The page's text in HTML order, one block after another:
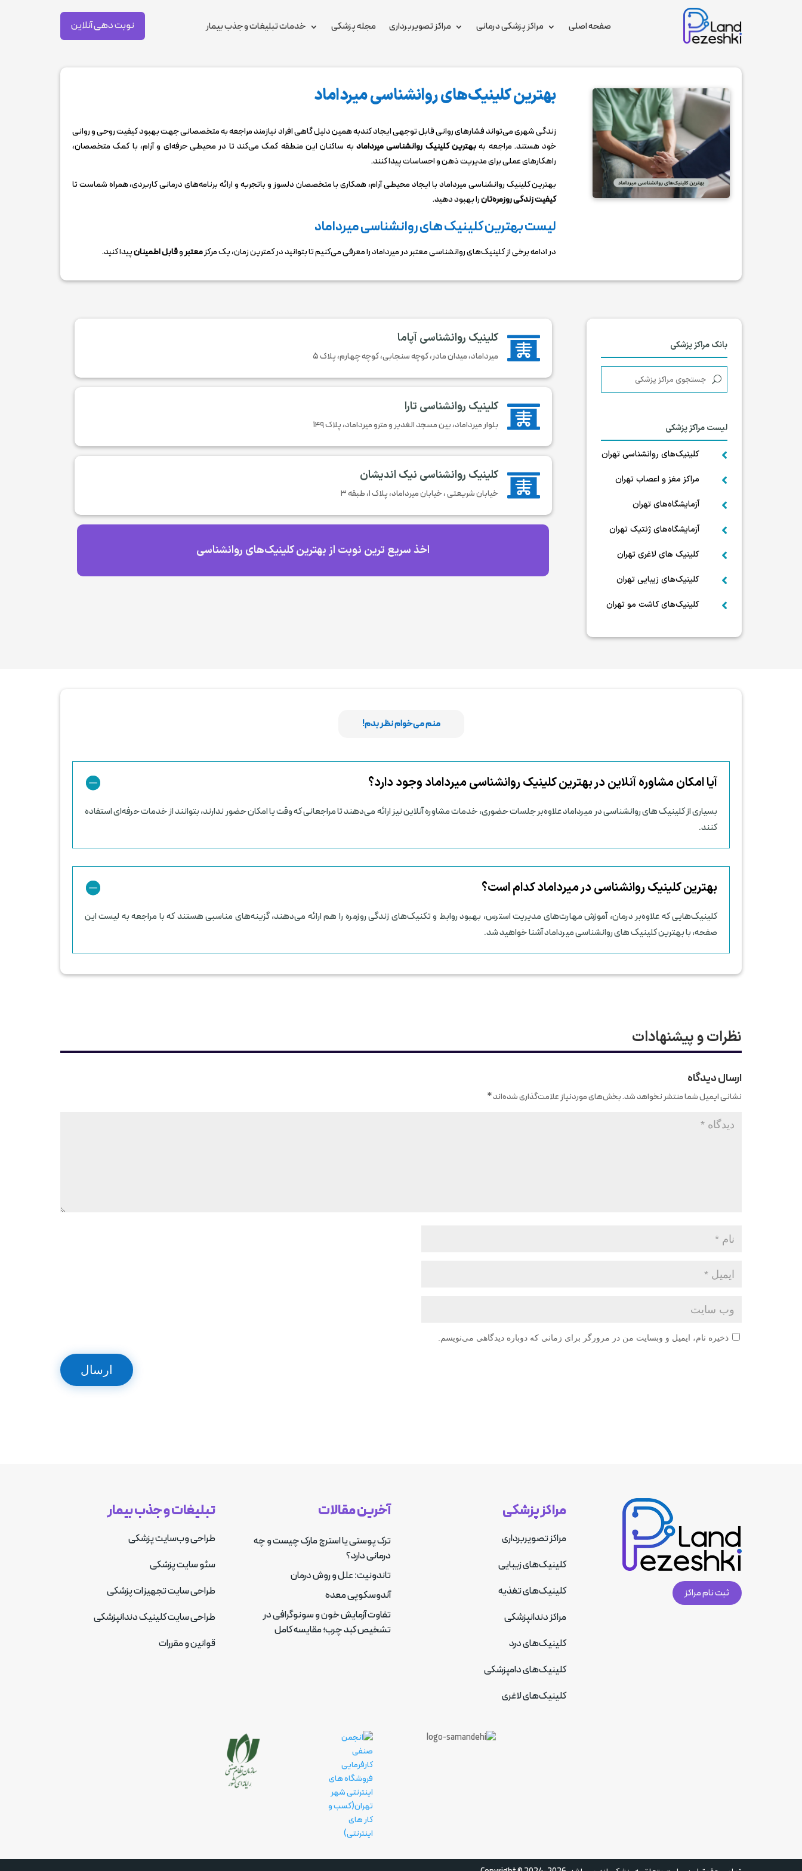
صفحه اصلی مراکز پزشکی درمانی مراکز تصویربرداری مجله پزشکی خدمات تبلیغات و جذب بیمار نوبت دهی آنلاین
بهترین کلینیک‌های روانشناسی میرداماد
زندگی شهری می‌تواند فشارهای روانی قابل توجهی ایجاد کندبه همین دلیل گاهی افراد نیازمند مراجعه به متخصصانی جهت بهبود کیفیت روحی و روانی
خود هستند. مراجعه بهبهترین کلینیک روانشناسی میرداماد
به ساکنان این منطقه کمک می‌‎کند تا در محیطی حرفه‌ای و آرام، با کمک متخصصان،
راهکارهای عملی برای مدیریت ذهن و احساسات پیدا کنند.
بهترین کلینیک روانشناسی میرداماد با ایجاد محیطی آرام، همکاری با متخصصان دلسوز و باتجربه و ارائه برنامه‌های درمانی کاربردی، همراه شماست تا
کیفیت زندگی روزمره‌تانرا بهبود دهید.
لیست بهترین کلینیک ‌های روانشناسی میرداماد
در ادامه برخی از کلینیک‌های روانشناسی معتبر در میرداماد را معرفی می‌کنیم تا بتوانید در کمترین زمان، یک مرکزمعتبروقابل اطمینانپیدا کنید.
 کلینیک روانشناسی آپاما
میرداماد، میدان مادر، کوچه سنجابی، کوچه چهارم، پلاک ۵
 کلینیک روانشناسی تارا
بلوار میرداماد، بین مسجد الغدیر و مترو میرداماد، پلاک ۱۴۹
 کلینیک روانشناسی نیک اندیشان
خیابان شریعتی ، خیابان میرداماد، پلاک ۱، طبقه ۳
اخذ سریع ترین نوبت از بهترین کلینیک‌های روانشناسی
بانک مراکز پزشکی
لیست مراکز پزشکی
 کلینیک‌های روانشناسی تهران
 مراکز مغز و اعصاب تهران
 آزمایشگاه‌های تهران
 آزمایشگاه‌های ژنتیک تهران
 کلینیک های لاغری تهران
 کلینیک‌های زیبایی تهران
 کلینیک‌های کاشت مو تهران
منم می‌خوام نظر بدم!
آیا امکان مشاوره‌ آنلاین در بهترین کلینیک روانشناسی میرداماد وجود دارد؟
بسیاری از کلینیک های روانشناسی در میرداماد علاوه‌بر جلسات حضوری، خدمات مشاوره آنلاین نیز ارائه می‌دهند تا مراجعانی که وقت یا امکان حضور ندارند، بتوانند از خدمات حرفه‌ای استفاده
کنند.
بهترین کلینیک روانشناسی در میرداماد کدام است؟
کلینیک‌هایی که علاوه‌بر درمان، آموزش مهارت‌های مدیریت استرس، بهبود روابط و تکنیک‌های زندگی روزمره را هم ارائه می‌دهند، گزینه‌های مناسبی هستند که با مراجعه به لیست این
صفحه، با بهترین کلینیک های روانشناسی میرداماد آشنا خواهید شد.
نظرات و پیشنهادات
ارسال دیدگاه
نشانی ایمیل شما منتشر نخواهد شد.بخش‌های موردنیاز علامت‌گذاری شده‌اند*
ذخیره نام، ایمیل و وبسایت من در مرورگر برای زمانی که دوباره دیدگاهی می‌نویسم.
ارسال
تبلیغات و جذب بیمار
طراحی وب‌سایت پزشکی
سئو سایت پزشکی
طراحی سایت تجهیزات پزشکی
طراحی سایت کلینیک دندانپزشکی
قوانین و مقررات
آخرین مقالات
ترک پوستی یا استرچ مارک چیست و چه
درمانی دارد؟
تاندونیت: علل و روش درمان
آندوسکوپی معده
تفاوت آزمایش خون و سونوگرافی در
تشخیص کبد چرب؛ مقایسه کامل
مراکز پزشکی
مراکز تصویربرداری
کلینیک‌های زیبایی
کلینیک‌های تغذیه
مراکز دندانپزشکی
کلینیک‌های درد
کلینیک‌های دامپزشکی
کلینیک‌های لاغری
ثبت نام مراکز